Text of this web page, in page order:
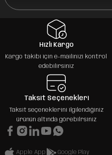
Hızlı Kargo
Kargo takibi için e-mailinizi kontrol
edebilirsiniz
Taksit Seçenekleri
Taksit seçeneklerini ilgilendiğiniz
ürünün altında görebilrsiniz
Apple App Google Play